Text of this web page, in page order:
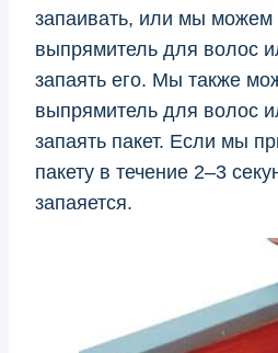
запаивать, или мы можем
выпрямитель для волос
запаять его. Мы также
выпрямитель для волос
запаять пакет. Если мы
пакету в течение 2–3
запаяется.